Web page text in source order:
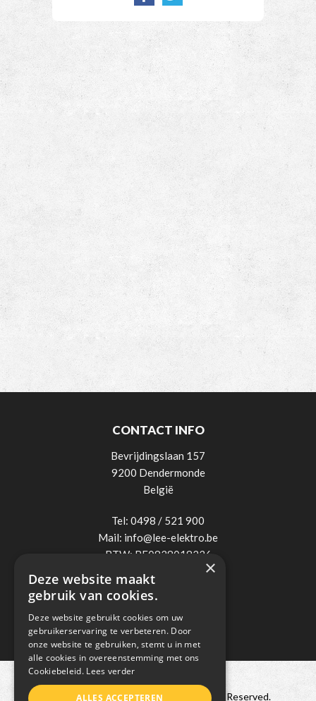
CONTACT INFO
Bevrijdingslaan 157
9200 Dendermonde
België
Tel: 0498 / 521 900
Mail: info@lee-elektro.be
BTW: BE0838018236
Copyright © 2021 Lee Elektro. All Rights Reserved.
×
Deze website maakt
gebruik van cookies.
Deze website gebruikt cookies om uw
gebruikerservaring te verbeteren. Door
onze website te gebruiken, stemt u in met
alle cookies in overeenstemming met ons
Cookiebeleid. Lees verder
ALLES ACCEPTEREN